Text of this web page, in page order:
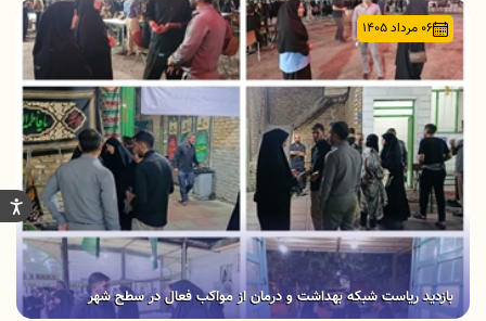
06 مرداد 1405
بازدید ریاست شبکه بهداشت و درمان از مواکب فعال در سطح شهر